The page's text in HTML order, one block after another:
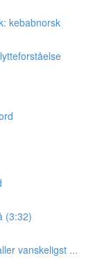
kebabnorsk
(3:32)
vanskeligst ...